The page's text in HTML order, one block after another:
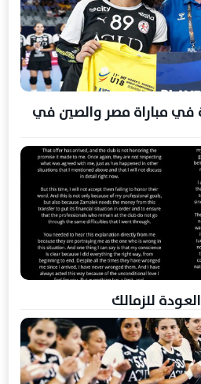
في مباراة مصر والصين في
للزمالك